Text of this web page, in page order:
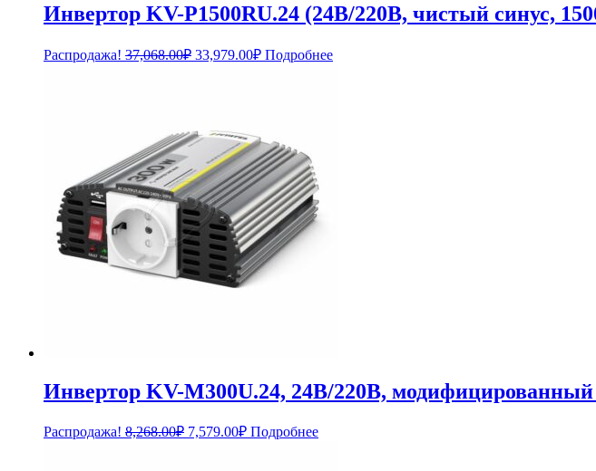
Инвертор KV-P1500RU.24 (24В/220В, чистый синус,
Распродажа! 37,068.00₽ Первоначальная
33,979.00₽Текущая
цена:
Подробнее
Инвертор KV-M300U.24, 24В/220В, модифицированный
Распродажа! 8,268.00₽ Первоначальная
7,579.00₽Текущая
Подробнее